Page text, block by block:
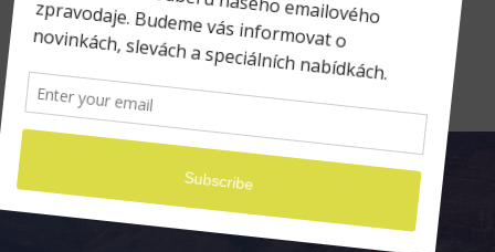
www.ilumio.cz Apple Aperture
Apple Aperture